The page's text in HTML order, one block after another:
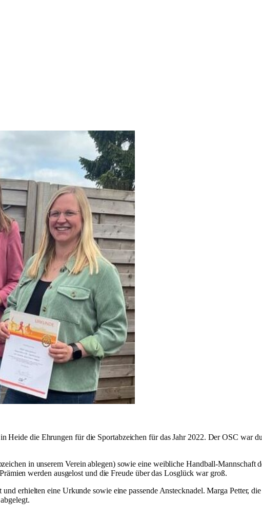
die Ehrungen für die Sportabzeichen für das Jahr 2022. Der OSC war
in unserem Verein ablegen) sowie eine weibliche Handball-Mannschaft
werden ausgelost und die Freude über das Losglück war groß.
erhielten eine Urkunde sowie eine passende Anstecknadel. Marga Petter,